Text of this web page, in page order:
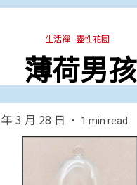
生活禪 靈性花園
薄荷男孩
3 月 28 日 1 min read